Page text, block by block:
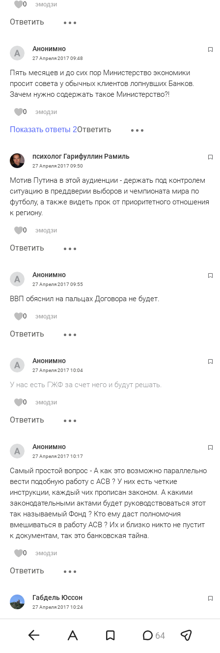
0 эмодзи
Ответить
Анонимно
27 Апреля 201709:48
Пять месяцев и до сих пор Министерство экономики
просит совета у обычных клиентов лопнувших Банков.
Зачем нужно содержать такое Министерство?!
0 эмодзи
Показать ответы 2Ответить
психолог Гарифуллин Рамиль
27 Апреля 201709:50
Мотив Путина в этой аудиенции - держать под контролем
ситуацию в преддверии выборов и чемпионата мира по
футболу, а также видеть прок от приоритетного отношения
к региону.
0 эмодзи
Ответить
Анонимно
27 Апреля 201709:55
ВВП обяснил на пальцах Договора не будет.
0 эмодзи
Ответить
Анонимно
27 Апреля 201710:04
У нас есть ГЖФ за счет него и будут решать.
0 эмодзи
Ответить
Анонимно
27 Апреля 201710:17
Самый простой вопрос - А как это возможно параллельно
вести подобную работу с АСВ ? У них есть четкие
инструкции, каждый чих прописан законом. А какими
законодательными актами будет руководствоваться этот
так называемый Фонд ? Кто ему даст полномочия
вмешиваться в работу АСВ ? Их и близко никто не пустит
к документам, так это банковская тайна.
0 эмодзи
Ответить
Габдель Юссон
27 Апреля 201710:24
А какое приоритетное отношение к Татарстану у Путина?
Не вижу. Татарстан удобен ему - народ безмолствует, не
ропщет, казну усердно пополняет, взамен ничего
64